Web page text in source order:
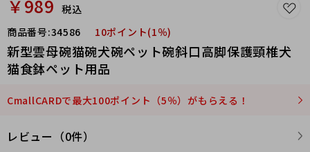
￥989 税込
商品番号:34586 10ポイント(1％)
新型雲母碗猫碗犬碗ペット碗斜口高脚保護頸椎犬
猫食鉢ペット用品
CmallCARDで最大100ポイント（5％）がもらえる！
レビュー（0件）